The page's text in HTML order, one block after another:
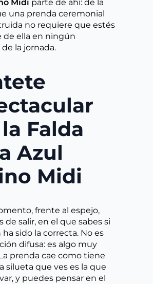
Midi parte de ahí: de la
una prenda ceremonial
no requiere que estés
de ella en ningún
la jornada.
Falda
Azul
Midi
frente al espejo,
de salir, en el que sabes si
ha sido la correcta. No es
difusa: es algo muy
prenda cae como tiene
silueta que ves es la que
y puedes pensar en el